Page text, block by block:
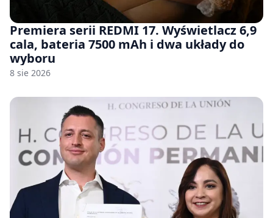
Premiera serii REDMI 17. Wyświetlacz 6,9
cala, bateria 7500 mAh i dwa układy do
wyboru
8 sie 2026